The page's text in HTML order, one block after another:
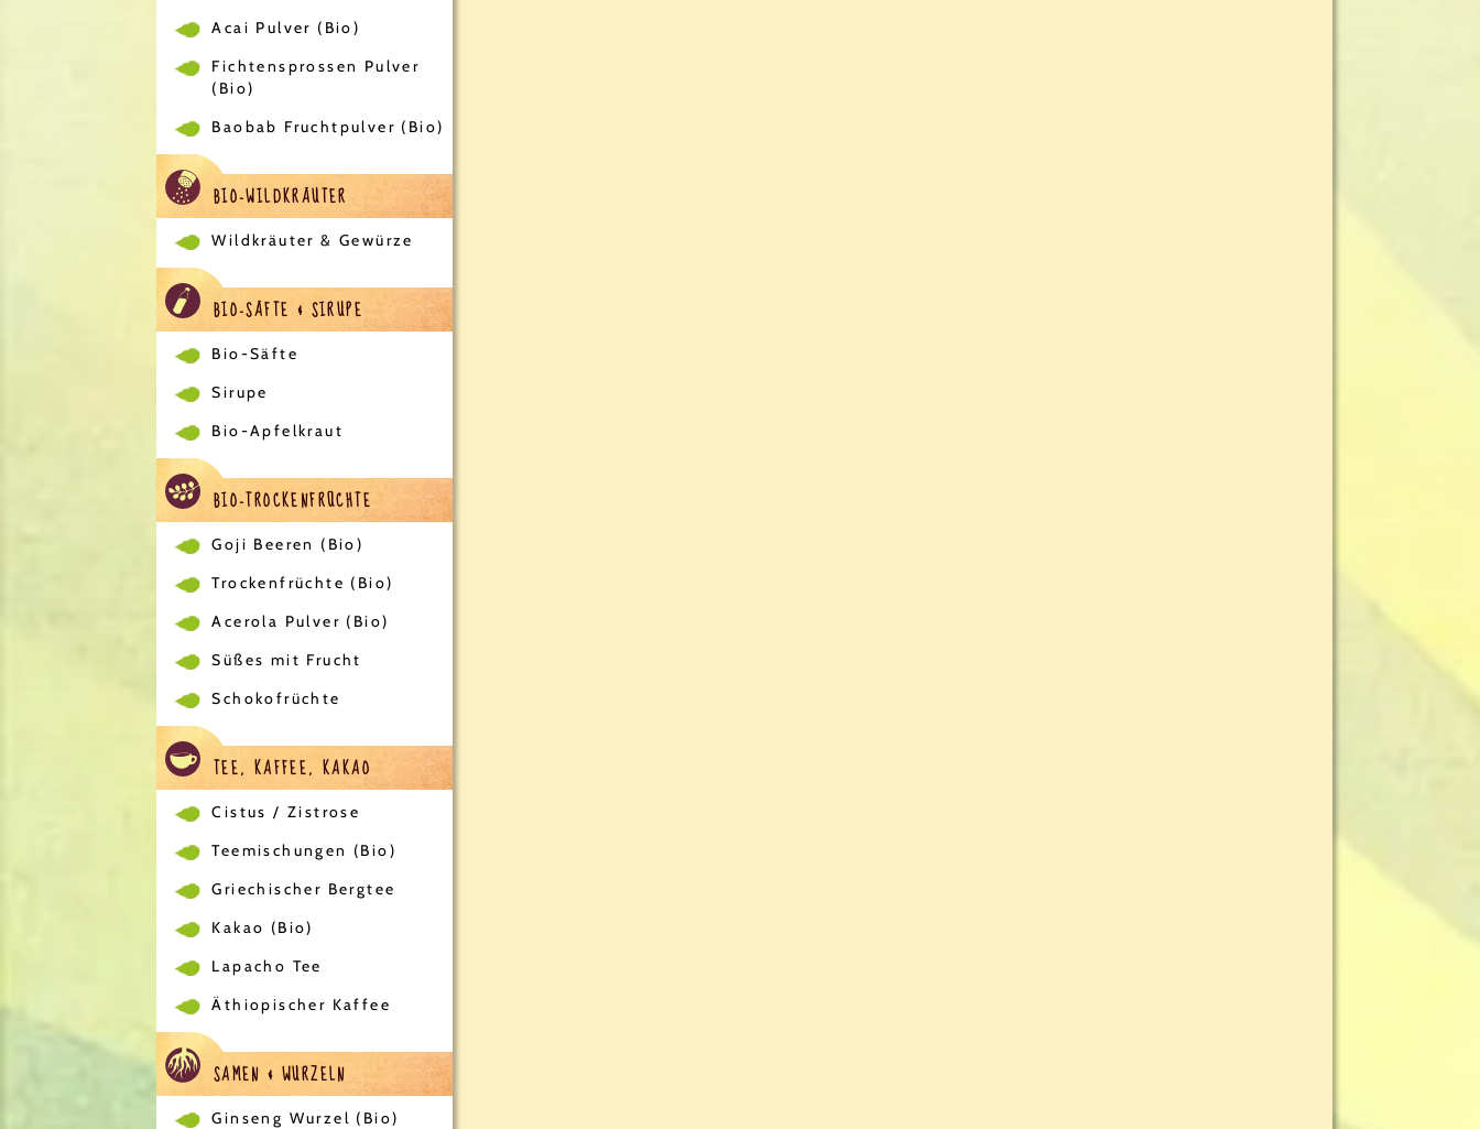
Acai Pulver (Bio)
Fichtensprossen Pulver
(Bio)
Baobab Fruchtpulver (Bio)
BIO-WILDKRÄUTER
Wildkräuter & Gewürze
BIO-SÄFTE & SIRUPE
Bio-Säfte
Sirupe
Bio-Apfelkraut
BIO-TROCKENFRÜCHTE
Goji Beeren (Bio)
Trockenfrüchte (Bio)
Acerola Pulver (Bio)
Süßes mit Frucht
Schokofrüchte
TEE, KAFFEE, KAKAO
Cistus / Zistrose
Teemischungen (Bio)
Griechischer Bergtee
Kakao (Bio)
Lapacho Tee
Äthiopischer Kaffee
SAMEN & WURZELN
Ginseng Wurzel (Bio)